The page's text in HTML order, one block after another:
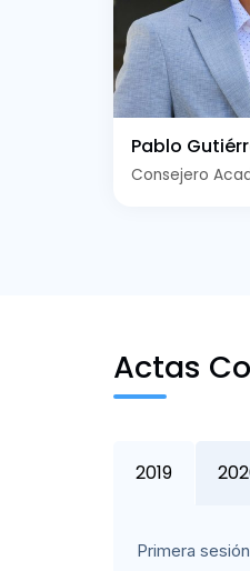
Pablo
Consejero
Actas
2019
Primera